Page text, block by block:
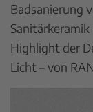
Badsanierung
Highlight der
Licht – von